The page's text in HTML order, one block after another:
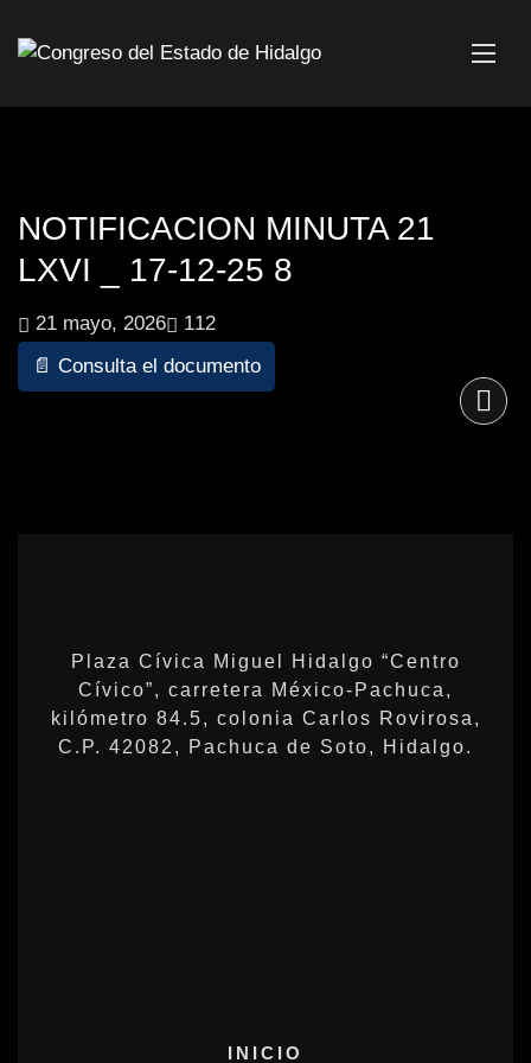
NOTIFICACION MINUTA 21
LXVI _ 17-12-25 8
21 mayo, 2026
112
📄 Consulta el documento
Plaza Cívica Miguel Hidalgo “Centro
Cívico”, carretera México-Pachuca,
kilómetro 84.5, colonia Carlos Rovirosa,
C.P. 42082, Pachuca de Soto, Hidalgo.
INICIO